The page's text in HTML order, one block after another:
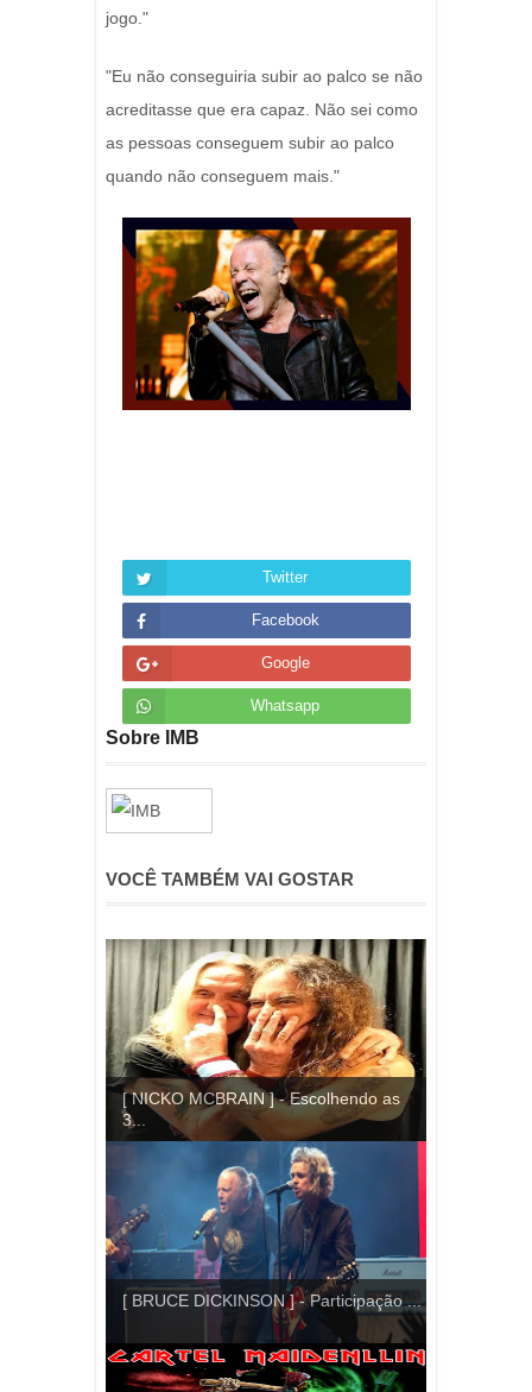
jogo."
"Eu não conseguiria subir ao palco se não
acreditasse que era capaz. Não sei como
as pessoas conseguem subir ao palco
quando não conseguem mais."
Twitter
Facebook
Google
Whatsapp
Sobre IMB
VOCÊ TAMBÉM VAI GOSTAR
[ NICKO MCBRAIN ] - Escolhendo as
3...
[ BRUCE DICKINSON ] - Participação ...